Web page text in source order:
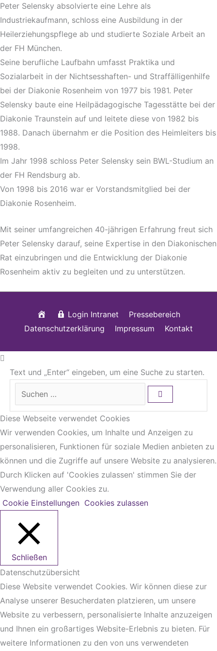
Peter Selensky absolvierte eine Lehre als
Industriekaufmann, schloss eine Ausbildung in der
Heilerziehungspflege ab und studierte Soziale Arbeit an
der FH München.
Seine berufliche Laufbahn umfasst Praktika und
Sozialarbeit in der Nichtsesshaften- und Straffälligenhilfe
bei der Diakonie Rosenheim von 1977 bis 1981. Peter
Selensky baute eine Heilpädagogische Tagesstätte bei der
Diakonie Traunstein auf und leitete diese von 1982 bis
1988. Danach übernahm er die Position des Heimleiters bis
1998.
Im Jahr 1998 schloss Peter Selensky sein BWL-Studium an
der FH Rendsburg ab.
Von 1998 bis 2016 war er Vorstandsmitglied bei der
Diakonie Rosenheim.
Mit seiner umfangreichen 40-jährigen Erfahrung freut sich
Peter Selensky darauf, seine Expertise in den Diakonischen
Rat einzubringen und die Entwicklung der Diakonie
Rosenheim aktiv zu begleiten und zu unterstützen.
StartseiteLogin Intranet
Pressebereich
Datenschutzerklärung
Impressum Kontakt
Text und „Enter“ eingeben, um eine Suche zu starten.
Diese Webseite verwendet Cookies
Wir verwenden Cookies, um Inhalte und Anzeigen zu
personalisieren, Funktionen für soziale Medien anbieten zu
können und die Zugriffe auf unsere Website zu analysieren.
Durch Klicken auf 'Cookies zulassen' stimmen Sie der
Verwendung aller Cookies zu.
Cookie Einstellungen Cookies zulassen
Schließen
Datenschutzübersicht
Diese Website verwendet Cookies. Wir können diese zur
Analyse unserer Besucherdaten platzieren, um unsere
Website zu verbessern, personalisierte Inhalte anzuzeigen
und Ihnen ein großartiges Website-Erlebnis zu bieten. Für
weitere Informationen zu den von uns verwendeten